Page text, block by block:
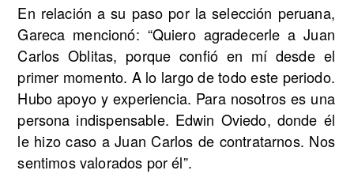
En relación a su paso por la selección peruana,
Gareca mencionó: “Quiero agradecerle a Juan
Carlos Oblitas, porque confió en mí desde el
primer momento. A lo largo de todo este periodo.
Hubo apoyo y experiencia. Para nosotros es una
persona indispensable. Edwin Oviedo, donde él
le hizo caso a Juan Carlos de contratarnos. Nos
sentimos valorados por él”.